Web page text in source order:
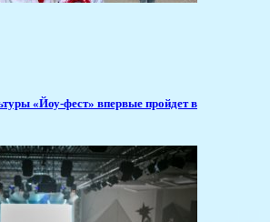
«Йоу-фест» впервые пройдет в